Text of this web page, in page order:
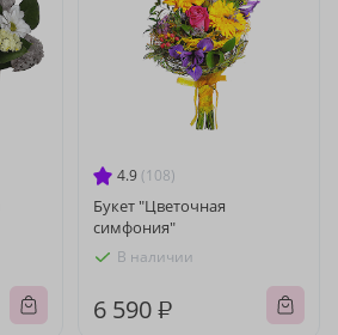
4.9 (108)
Букет "Цветочная
симфония"
В наличии
6 590 ₽